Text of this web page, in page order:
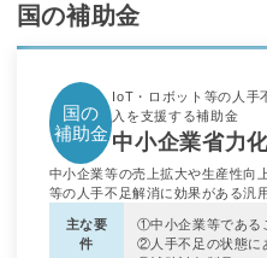
国の補助金
国の
補助金 中小企業省力
IoT・ロボット等の人手
入を支援する補助金
中小企業等の売上拡大や生産性向
等の人手不足解消に効果がある汎
主な要
件
①中小企業等である
②人手不足の状態に